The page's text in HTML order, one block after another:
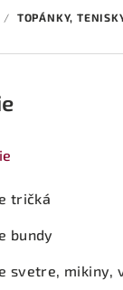
/ TOPÁNKY,
tričká
bundy
svetre, mikiny,